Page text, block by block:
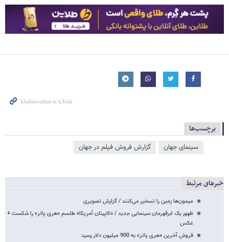
برچسب‌ها
سینمای جهان گزارش فروش فیلم در جهان
خبرهای مرتبط
میمون‌ها زمین را تسخیر می‌کنند / گزارش تصویری
ظهور یک ابرقهرمان سینمایی جدید / «کاپیتان آمریکا» طلسم «هری پاتر» را شکست +
عکس
فروش آخرین «هری پاتر» به‌ 900 میلیون دلار رسید